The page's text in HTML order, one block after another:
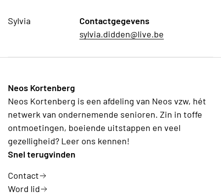
Sylvia
Contactgegevens
sylvia.didden@live.be
Neos Kortenberg
Neos Kortenberg is een afdeling van Neos vzw, hét
netwerk van ondernemende senioren. Zin in toffe
ontmoetingen, boeiende uitstappen en veel
gezelligheid? Leer ons kennen!
Snel terugvinden
Contact
Word lid